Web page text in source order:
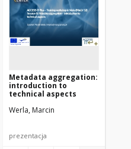
Metadata aggregation:
introduction to
technical aspects
Werla, Marcin
prezentacja